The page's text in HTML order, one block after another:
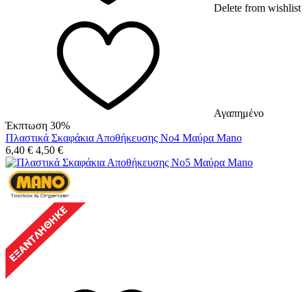
Delete from wishlist
Αγαπημένο
Έκπτωση 30%
Πλαστικά Σκαφάκια Αποθήκευσης No4 Μαύρα Mano
6,40 € 4,50 €